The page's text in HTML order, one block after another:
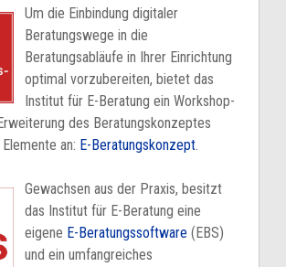
Um die Einbindung digitaler
Beratungswege in die
Beratungsabläufe in Ihrer Einrichtung
optimal vorzubereiten, bietet das
Institut für E-Beratung ein Workshop-
des Beratungskonzeptes
an: E-Beratungskonzept.
Gewachsen aus der Praxis, besitzt
das Institut für E-Beratung eine
eigene E-Beratungssoftware (EBS)
und ein umfangreiches